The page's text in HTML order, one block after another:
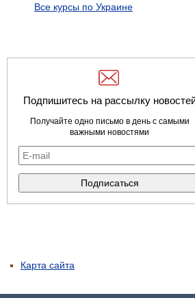
Все курсы по Украине
Подпишитесь на рассылку
Получайте одно письмо в день с самыми
важными новостями
Карта сайта